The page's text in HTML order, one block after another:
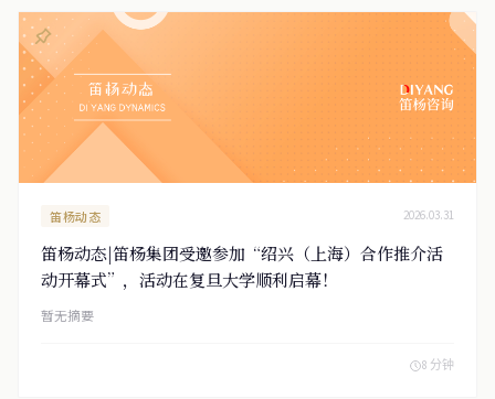
笛杨动态 2026.03.31
笛杨动态|笛杨集团受邀参加“绍兴（上海）合作推介活
动开幕式”，活动在复旦大学顺利启幕！
暂无摘要
8 分钟